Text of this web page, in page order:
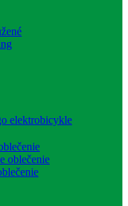
elektrobicykle
oblečenie